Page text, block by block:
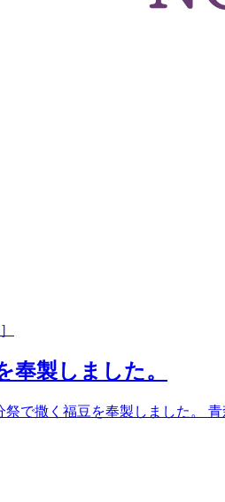
奉製しました。
祭で撒く福豆を奉製しました。